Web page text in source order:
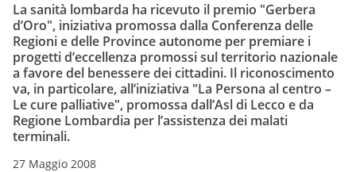
La sanità lombarda ha ricevuto il premio "Gerbera
d’Oro", iniziativa promossa dalla Conferenza delle
Regioni e delle Province autonome per premiare i
progetti d’eccellenza promossi sul territorio nazionale
a favore del benessere dei cittadini. Il riconoscimento
va, in particolare, all’iniziativa "La Persona al centro –
Le cure palliative", promossa dall’Asl di Lecco e da
Regione Lombardia per l’assistenza dei malati
terminali.
27 Maggio 2008